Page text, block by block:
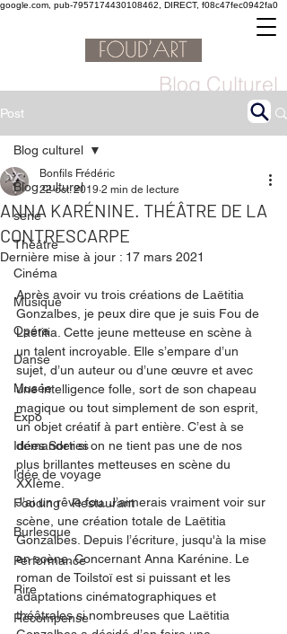
google.com, pub-7957174430108462, DIRECT, f08c47fec0942fa0
Blog Culturel
Post
Blog culturel
serie
Théâtre
Cinéma
Musique
Opéra
Danse
Musée
Expo
Idées Sorties
Idée de voyage
Fooding - Restaurant
Burlesque
Performance
Rire
Récompense
Blog culturel
ANNA KARÉNINE. THÉÂTRE DE LA
CONTRESCARPE
Bonfils Frédéric
22 oct. 2019 2 min de lecture
Dernière mise à jour : 17 mars 2021
Après avoir vu trois créations de Laëtitia
Gonzalbes, je peux dire que je suis Fou de
Laëtitia. Cette jeune metteuse en scène à
un talent incroyable. Elle s’empare d’un
sujet, d’un auteur ou d’une œuvre et avec
une intelligence folle, sort de son chapeau
magique ou tout simplement de son esprit,
un objet créatif à part entière. C’est à se
demander si on ne tient pas une de nos
plus brillantes metteuses en scène du
XXIème.
J’ai un rêve fou. J’aimerais vraiment voir sur
scène, une création totale de Laëtitia
Gonzalbes. Depuis l’écriture, jusqu'à la mise
en scène. Concernant Anna Karénine. Le
roman de Toilstoï est si puissant et les
adaptations cinématographiques et
théâtrales si nombreuses que Laëtitia